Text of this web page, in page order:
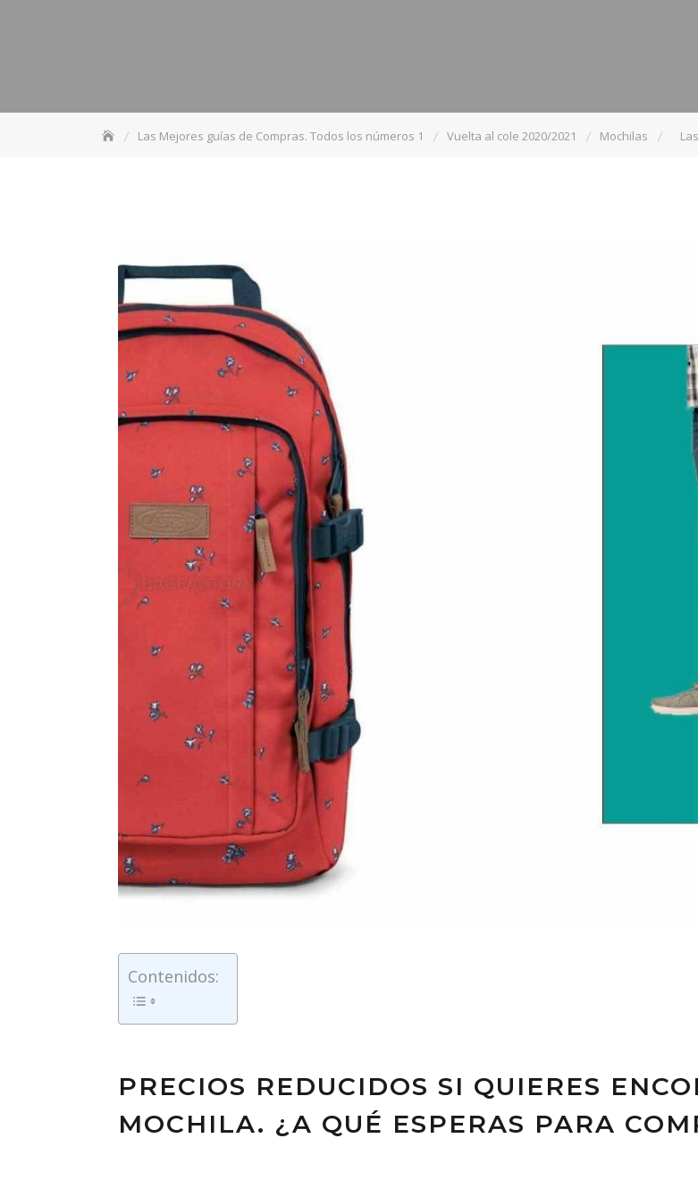
Las Mejores guías de Compras. Todos los números 1 Vuelta al cole 2020/2021 Mochilas
Contenidos:
PRECIOS REDUCIDOS SI QUIERES
MOCHILA. ¿A QUÉ ESPERAS PARA